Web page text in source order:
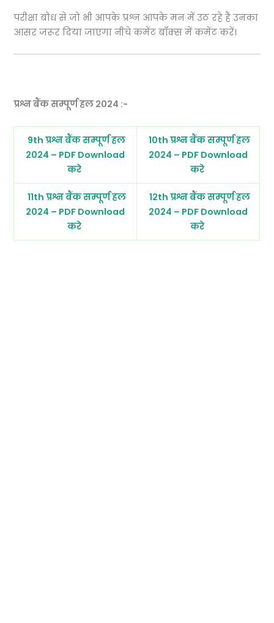
परीक्षा बोध से जो भी आपके प्रश्न आपके मन में उठ रहे हैं उनका
आंसर जरूर दिया जाएगा नीचे कमेंट बॉक्स में कमेंट करें।
प्रश्न बैंक सम्पूर्ण हल 2024 :-
9th प्रश्न बैंक सम्पूर्ण हल
2024 – PDF Download
करे
10th प्रश्न बैंक सम्पूर्ण हल
2024 – PDF Download
करे
11th प्रश्न बैंक सम्पूर्ण हल
2024 – PDF Download
करे
12th प्रश्न बैंक सम्पूर्ण हल
2024 – PDF Download
करे